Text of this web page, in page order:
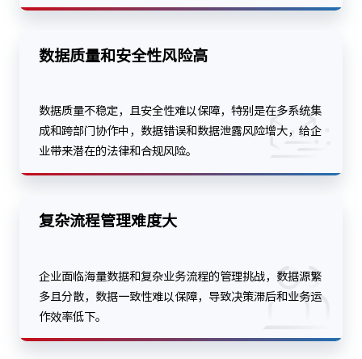
数据质量和安全性风险高
数据质量不稳定，且安全性难以保障，特别是在多系统集
成和跨部门协作中，数据错误和数据泄露风险增大，给企
业带来潜在的法律和合规风险。
复杂流程管理难度大
企业面临海量数据和复杂业务流程的管理挑战，数据源繁
多且分散，数据一致性难以保障，导致决策滞后和业务运
作效率低下。